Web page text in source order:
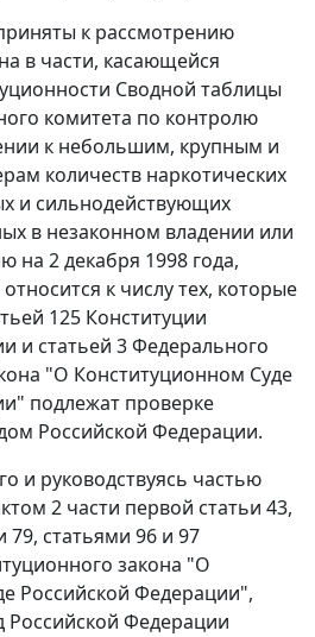
к рассмотрению
в части, касающейся
Сводной таблицы
комитета по контролю
к небольшим, крупным и
количеств наркотических
и сильнодействующих
в незаконном владении или
на 2 декабря 1998 года,
к числу тех, которые
125 Конституции
и статьей 3Федерального
"О Конституционном Суде
подлежат проверке
Российской Федерации.
и руководствуясь частью
2 части первой статьи 43,
79, статьями 96 и 97
закона "О
Российской Федерации",
Российской Федерации